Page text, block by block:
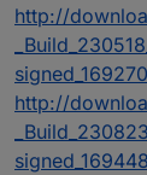
http://
http://